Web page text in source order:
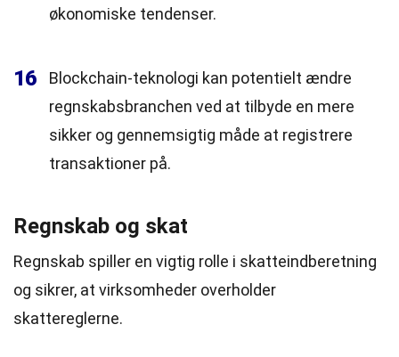
økonomiske tendenser.
16
Blockchain-teknologi kan potentielt ændre
regnskabsbranchen ved at tilbyde en mere
sikker og gennemsigtig måde at registrere
transaktioner på.
Regnskab og skat
Regnskab spiller en vigtig rolle i skatteindberetning
og sikrer, at virksomheder overholder
skattereglerne.